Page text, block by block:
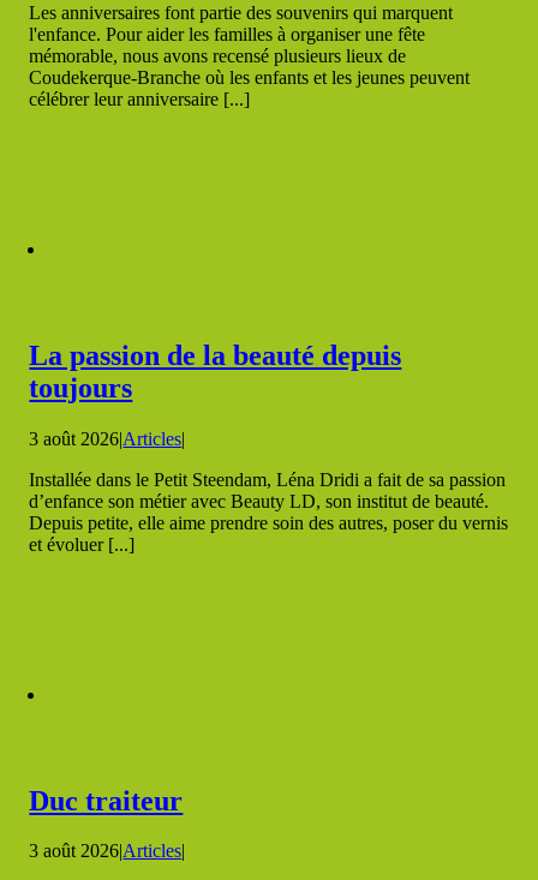
Les anniversaires font partie des souvenirs qui marquent
l'enfance. Pour aider les familles à organiser une fête
mémorable, nous avons recensé plusieurs lieux de
Coudekerque-Branche où les enfants et les jeunes peuvent
célébrer leur anniversaire [...]
La passion de la beauté depuis
toujours
3 août 2026|Articles|
Installée dans le Petit Steendam, Léna Dridi a fait de sa passion
d’enfance son métier avec Beauty LD, son institut de beauté.
Depuis petite, elle aime prendre soin des autres, poser du vernis
et évoluer [...]
Duc traiteur
3 août 2026|Articles|